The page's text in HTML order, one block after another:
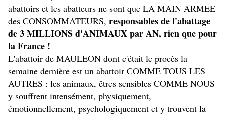
abattoirs et les abatteurs ne sont que LA MAIN ARMEE
des CONSOMMATEURS, responsables de l'abattage
de 3 MILLIONS d'ANIMAUX par AN, rien que pour
la France !
L'abattoir de MAULEON dont c'était le procès la
semaine dernière est un abattoir COMME TOUS LES
AUTRES : les animaux, êtres sensibles COMME NOUS
y souffrent intensément, physiquement,
émotionnellement, psychologiquement et y trouvent la